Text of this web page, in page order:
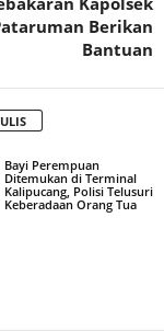
Berikan
Bantuan
Bayi Perempuan
Ditemukan di Terminal
Kalipucang, Polisi Telusuri
Keberadaan Orang Tua